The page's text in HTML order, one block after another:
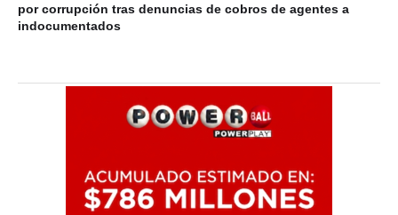
por corrupción tras denuncias de cobros de agentes a
indocumentados